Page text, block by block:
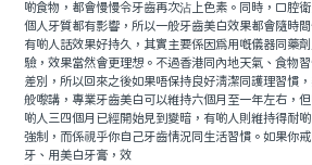
啲食物，都會慢慢令牙齒再次沾上色素。同時，口腔
個人牙質都有影響，所以一般牙齒美白效果都會隨時
有啲人話效果好持久，其實主要係因為用嘅儀器同藥
驗，效果當然會更理想。不過香港同內地天氣、食物
差別，所以回來之後如果唔保持良好清潔同護理習慣
般嚟講，專業牙齒美白可以維持六個月至一年左右，
啲人三四個月已經開始見到變暗，有啲人則維持得耐
強制，而係視乎你自己牙齒情況同生活習慣。如果你
牙、用美白牙膏，效